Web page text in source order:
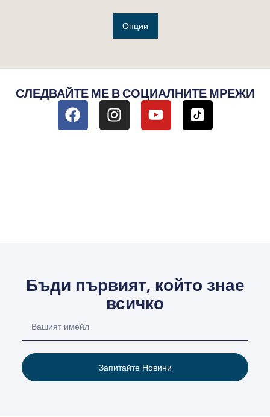
Опции
СЛЕДВАЙТЕ МЕ В СОЦИАЛНИТЕ МРЕЖИ
Бъди първият, който знае
всичко
Запитайте Новини